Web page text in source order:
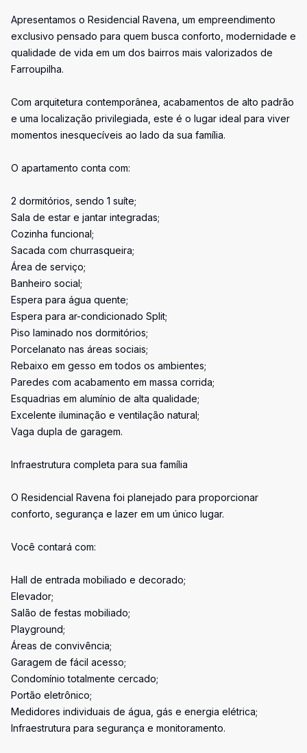
Apresentamos o Residencial Ravena, um empreendimento
exclusivo pensado para quem busca conforto, modernidade e
qualidade de vida em um dos bairros mais valorizados de
Farroupilha.
Com arquitetura contemporânea, acabamentos de alto padrão
e uma localização privilegiada, este é o lugar ideal para viver
momentos inesquecíveis ao lado da sua família.
O apartamento conta com:
2 dormitórios, sendo 1 suíte;
Sala de estar e jantar integradas;
Cozinha funcional;
Sacada com churrasqueira;
Área de serviço;
Banheiro social;
Espera para água quente;
Espera para ar-condicionado Split;
Piso laminado nos dormitórios;
Porcelanato nas áreas sociais;
Rebaixo em gesso em todos os ambientes;
Paredes com acabamento em massa corrida;
Esquadrias em alumínio de alta qualidade;
Excelente iluminação e ventilação natural;
Vaga dupla de garagem.
Infraestrutura completa para sua família
O Residencial Ravena foi planejado para proporcionar
conforto, segurança e lazer em um único lugar.
Você contará com:
Hall de entrada mobiliado e decorado;
Elevador;
Salão de festas mobiliado;
Playground;
Áreas de convivência;
Garagem de fácil acesso;
Condomínio totalmente cercado;
Portão eletrônico;
Medidores individuais de água, gás e energia elétrica;
Infraestrutura para segurança e monitoramento.